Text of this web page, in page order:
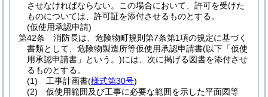
させなければならない。
この場合において、許可を受けた
ものについては、許可証を添付させるものとする。
(仮使用承認申請)
第42条
消防長は、危険物町規則第7条第1項の規定に基づく
書類として、危険物製造所等仮使用承認申請書(以下「仮使
用承認申請書」という。)には、次に掲げる図書を添付させ
るものとする。
(1)
工事計画書(様式第30号)
(2)
仮使用範囲及び工事に必要な範囲を示した平面図等